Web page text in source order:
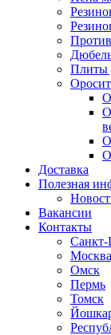
Плиты
Доставка
Полезная
Вакансии
Контакты
Санкт-
Москва
Омск
Пермь
Томск